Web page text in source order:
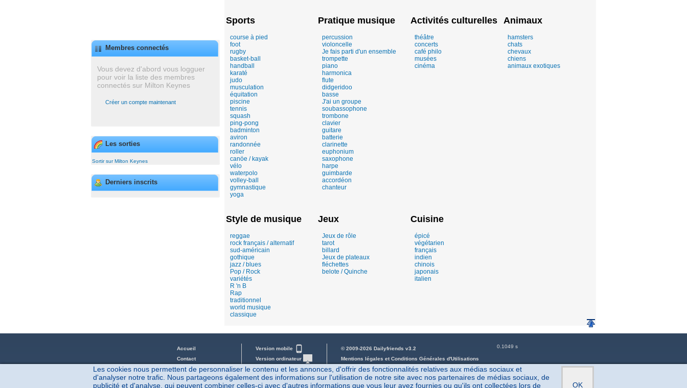
Membres connectés
Vous devez d'abord vous logguer
pour voir la liste des membres
connectés sur Milton Keynes
Créer un compte maintenant
Les sorties
Sortir sur Milton Keynes
Derniers inscrits
Sports
course à pied
foot
rugby
basket-ball
handball
karaté
judo
musculation
équitation
piscine
tennis
squash
ping-pong
badminton
aviron
randonnée
roller
canöe / kayak
vélo
waterpolo
volley-ball
gymnastique
yoga
Pratique musique
percussion
violoncelle
Je fais parti d'un ensemble
trompette
piano
harmonica
flute
didgeridoo
basse
J'ai un groupe
soubassophone
trombone
clavier
guitare
batterie
clarinette
euphonium
saxophone
harpe
guimbarde
accordéon
chanteur
Activités culturelles
théâtre
concerts
café philo
musées
cinéma
Animaux
hamsters
chats
chevaux
chiens
animaux exotiques
Style de musique
reggae
rock français / alternatif
sud-américain
gothique
jazz / blues
Pop / Rock
variétés
R 'n B
Rap
traditionnel
world musique
classique
Jeux
Jeux de rôle
tarot
billard
Jeux de plateaux
fléchettes
belote / Quinche
Cuisine
épicé
végétarien
français
indien
chinois
japonais
italien
Accueil
Contact
Blog & aide en ligne
Autres villes
Version mobile
Version ordinateur
Mot de passe perdu
Parrainage
© 2009-2026 Dailyfriends v3.2
Mentions légales et Conditions Générales d'Utilisations
08/08/2026 01:53
0.1049 s
OK
Les cookies nous permettent de personnaliser le contenu et les annonces, d'offrir des fonctionnalités relatives aux médias sociaux et
d'analyser notre trafic. Nous partageons également des informations sur l'utilisation de notre site avec nos partenaires de médias sociaux, de
publicité et d'analyse, qui peuvent combiner celles-ci avec d'autres informations que vous leur avez fournies ou qu'ils ont collectées lors de